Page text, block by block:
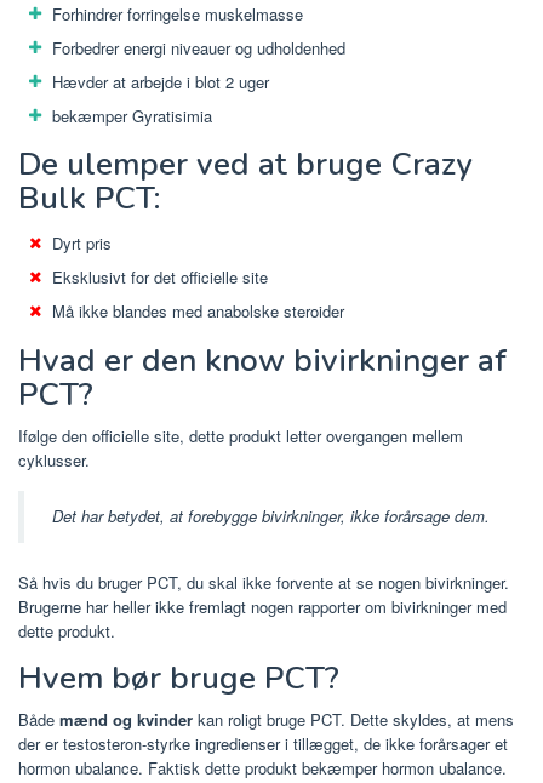
Forhindrer forringelse muskelmasse
Forbedrer energi niveauer og udholdenhed
Hævder at arbejde i blot 2 uger
bekæmper Gyratisimia
De ulemper ved at bruge Crazy
Bulk PCT:
Dyrt pris
Eksklusivt for det officielle site
Må ikke blandes med anabolske steroider
Hvad er den know bivirkninger af
PCT?
Ifølge den officielle site, dette produkt letter overgangen mellem
cyklusser.
Det har betydet, at forebygge bivirkninger, ikke forårsage dem.
Så hvis du bruger PCT, du skal ikke forvente at se nogen bivirkninger.
Brugerne har heller ikke fremlagt nogen rapporter om bivirkninger med
dette produkt.
Hvem bør bruge PCT?
Både mænd og kvinder kan roligt bruge PCT. Dette skyldes, at mens
der er testosteron-styrke ingredienser i tillægget, de ikke forårsager et
hormon ubalance. Faktisk dette produkt bekæmper hormon ubalance.